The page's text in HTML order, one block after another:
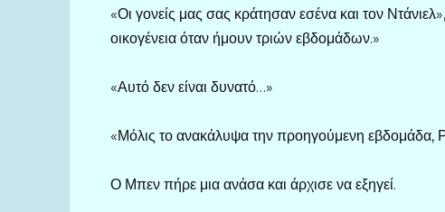
«Οι γονείς μας σας κράτησαν εσένα και τον
οικογένεια όταν ήμουν τριών εβδομάδων.»
«Αυτό δεν είναι δυνατό…»
«Μόλις το ανακάλυψα την προηγούμενη εβδομάδα,
Ο Μπεν πήρε μια ανάσα και άρχισε να εξηγεί.